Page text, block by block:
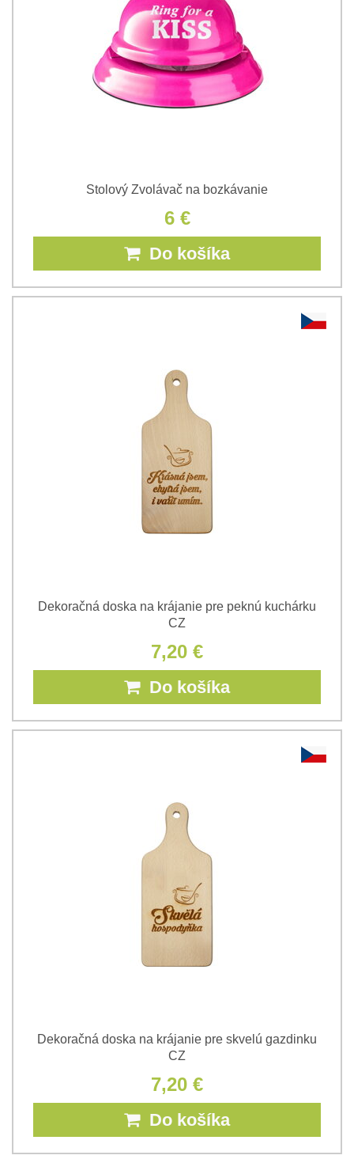
Stolový Zvolávač na bozkávanie
6 €
Do košíka
Dekoračná doska na krájanie pre peknú kuchárku
CZ
7,20 €
Do košíka
Dekoračná doska na krájanie pre skvelú gazdinku
CZ
7,20 €
Do košíka